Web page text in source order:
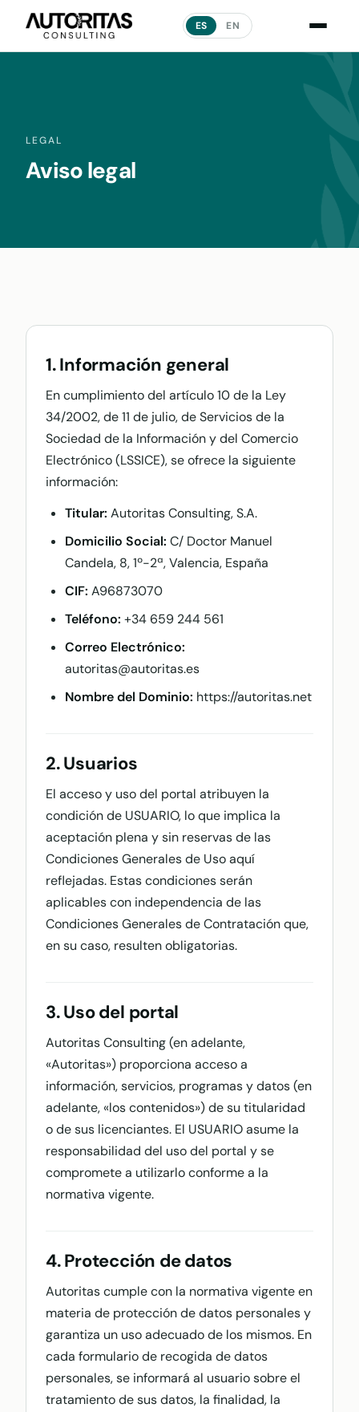
ES EN
LEGAL
Aviso legal
1. Información general
En cumplimiento del artículo 10 de la Ley
34/2002, de 11 de julio, de Servicios de la
Sociedad de la Información y del Comercio
Electrónico (LSSICE), se ofrece la siguiente
información:
Titular: Autoritas Consulting, S.A.
Domicilio Social: C/ Doctor Manuel
Candela, 8, 1º-2ª, Valencia, España
CIF: A96873070
Teléfono: +34 659 244 561
Correo Electrónico:
autoritas@autoritas.es
Nombre del Dominio: https://autoritas.net
2. Usuarios
El acceso y uso del portal atribuyen la
condición de USUARIO, lo que implica la
aceptación plena y sin reservas de las
Condiciones Generales de Uso aquí
reflejadas. Estas condiciones serán
aplicables con independencia de las
Condiciones Generales de Contratación que,
en su caso, resulten obligatorias.
3. Uso del portal
Autoritas Consulting (en adelante,
«Autoritas») proporciona acceso a
información, servicios, programas y datos (en
adelante, «los contenidos») de su titularidad
o de sus licenciantes. El USUARIO asume la
responsabilidad del uso del portal y se
compromete a utilizarlo conforme a la
normativa vigente.
4. Protección de datos
Autoritas cumple con la normativa vigente en
materia de protección de datos personales y
garantiza un uso adecuado de los mismos. En
cada formulario de recogida de datos
personales, se informará al usuario sobre el
tratamiento de sus datos, la finalidad, la